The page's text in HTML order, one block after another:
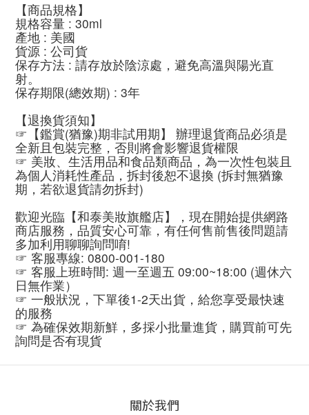
【商品規格】
規格容量 : 30ml
產地 : 美國
貨源 : 公司貨
保存方法 : 請存放於陰涼處，避免高溫與陽光直
射。
保存期限(總效期) : 3年
【退換貨須知】
☞【鑑賞(猶豫)期非試用期】 辦理退貨商品必須是
全新且包裝完整，否則將會影響退貨權限
☞ 美妝、生活用品和食品類商品，為一次性包裝且
為個人消耗性產品，拆封後恕不退換 (拆封無猶豫
期，若欲退貨請勿拆封)
歡迎光臨【和泰美妝旗艦店】，現在開始提供網路
商店服務，品質安心可靠，有任何售前售後問題請
多加利用聊聊詢問唷!
☞ 客服專線: 0800-001-180
☞ 客服上班時間: 週一至週五 09:00~18:00 (週休六
日無作業）
☞ 一般狀況，下單後1-2天出貨，給您享受最快速
的服務
☞ 為確保效期新鮮，多採小批量進貨，購買前可先
詢問是否有現貨
關於我們